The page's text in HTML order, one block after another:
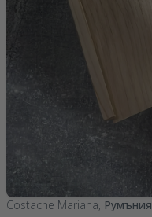
Costache Mariana, Румъния